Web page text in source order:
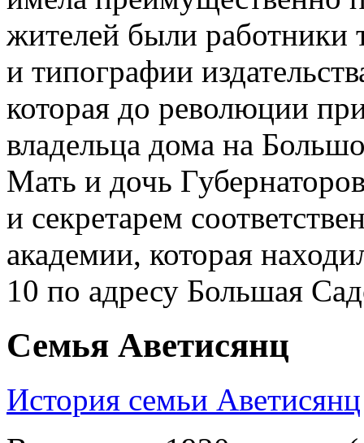
жителей были работники
и типографии
которая до революции
владельца дома на
Мать и дочь
и секретарем
академии, которая
10 по адресу Большая
Семья Аветисянц
История семьи Аветисянц